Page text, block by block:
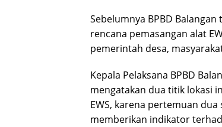
Sebelumnya BPBD
rencana pemasangan alat
pemerintah desa,
Kepala Pelaksana BPBD
mengatakan dua titik lokasi
EWS, karena pertemuan
memberikan indikator